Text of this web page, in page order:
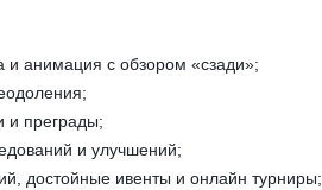
и анимация с обзором «сзади»;
и преграды;
и улучшений;
достойные ивенты и онлайн турниры;